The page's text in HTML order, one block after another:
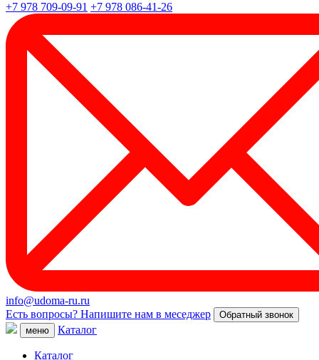
+7 978 709-09-91 +7 978 086-41-26
info@udoma-ru.ru
Есть вопросы? Напишите нам в меседжер
Обратный звонок
меню
Каталог
Каталог